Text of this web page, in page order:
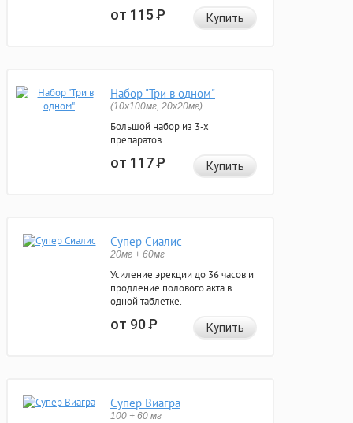
от 115Р Купить
Набор "Три в одном"
(10x100мг, 20x20мг)
Большой набор из 3-х
препаратов.
от 117Р Купить
Супер Сиалис
20мг + 60мг
Усиление эрекции до 36 часов и
продление полового акта в
одной таблетке.
от 90Р Купить
Супер Виагра
100 + 60 мг